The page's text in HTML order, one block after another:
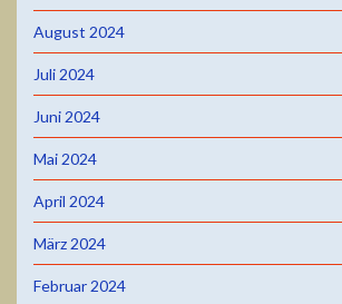
August 2024
Juli 2024
Juni 2024
Mai 2024
April 2024
März 2024
Februar 2024